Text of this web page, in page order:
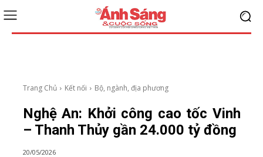
Trang Chủ Kết nối Bộ, ngành, địa phương
Nghệ An: Khởi công cao tốc Vinh
– Thanh Thủy gần 24.000 tỷ đồng
20/05/2026